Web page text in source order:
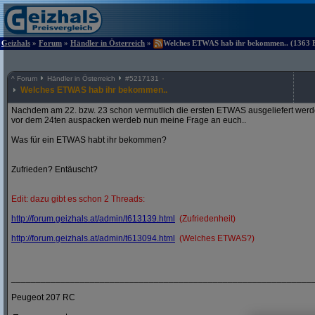
Geizhals » Forum » Händler in Österreich » Welches ETWAS hab ihr bekommen.. (1363
^ Forum Händler in Österreich #5217131
Welches ETWAS hab ihr bekommen..
Nachdem am 22. bzw. 23 schon vermutlich die ersten ETWAS ausgeliefert
vor dem 24ten auspacken werdeb nun meine Frage an euch..
Was für ein ETWAS habt ihr bekommen?
Zufrieden? Entäuscht?
Edit: dazu gibt es schon 2 Threads:
http://forum.geizhals.at/admin/t613139.html
(Zufriedenheit)
http://forum.geizhals.at/admin/t613094.html (Welches ETWAS?)
Peugeot 207 RC